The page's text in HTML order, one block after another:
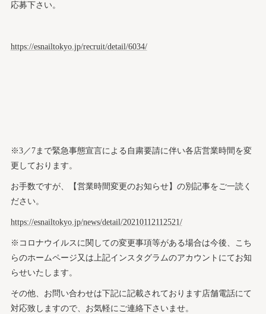
応募下さい。
https://esnailtokyo.jp/recruit/detail/6034/
※3／7まで緊急事態宣言による自粛要請に伴い各店営業時間を変
更しております。
お手数ですが、【営業時間変更のお知らせ】の別記事をご一読く
ださい。
https://esnailtokyo.jp/news/detail/20210112112521/
※コロナウイルスに関しての変更事項等がある場合は今後、こち
らのホームページ又は上記インスタグラムのアカウントにてお知
らせいたします。
その他、お問い合わせは下記に記載されております店舗電話にて
対応致しますので、お気軽にご連絡下さいませ。